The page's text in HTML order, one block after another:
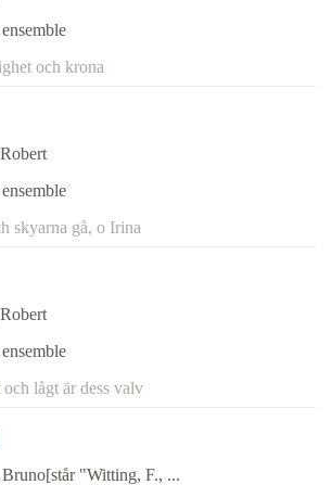
och krona
skyarna gå, o Irina
lågt är dess valv
"Witting, F., ...